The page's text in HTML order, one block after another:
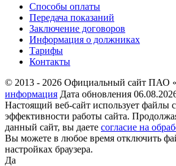
Способы оплаты
Передача показаний
Заключение договоров
Информация о должниках
Тарифы
Контакты
© 2013 - 2026 Официальный сайт ПАО
информация Дата обновления
Настоящий веб-сайт использует файлы
эффективности работы сайта.
данный сайт, вы даете согласие на
Вы можете в любое время отключить
настройках браузера.
Да